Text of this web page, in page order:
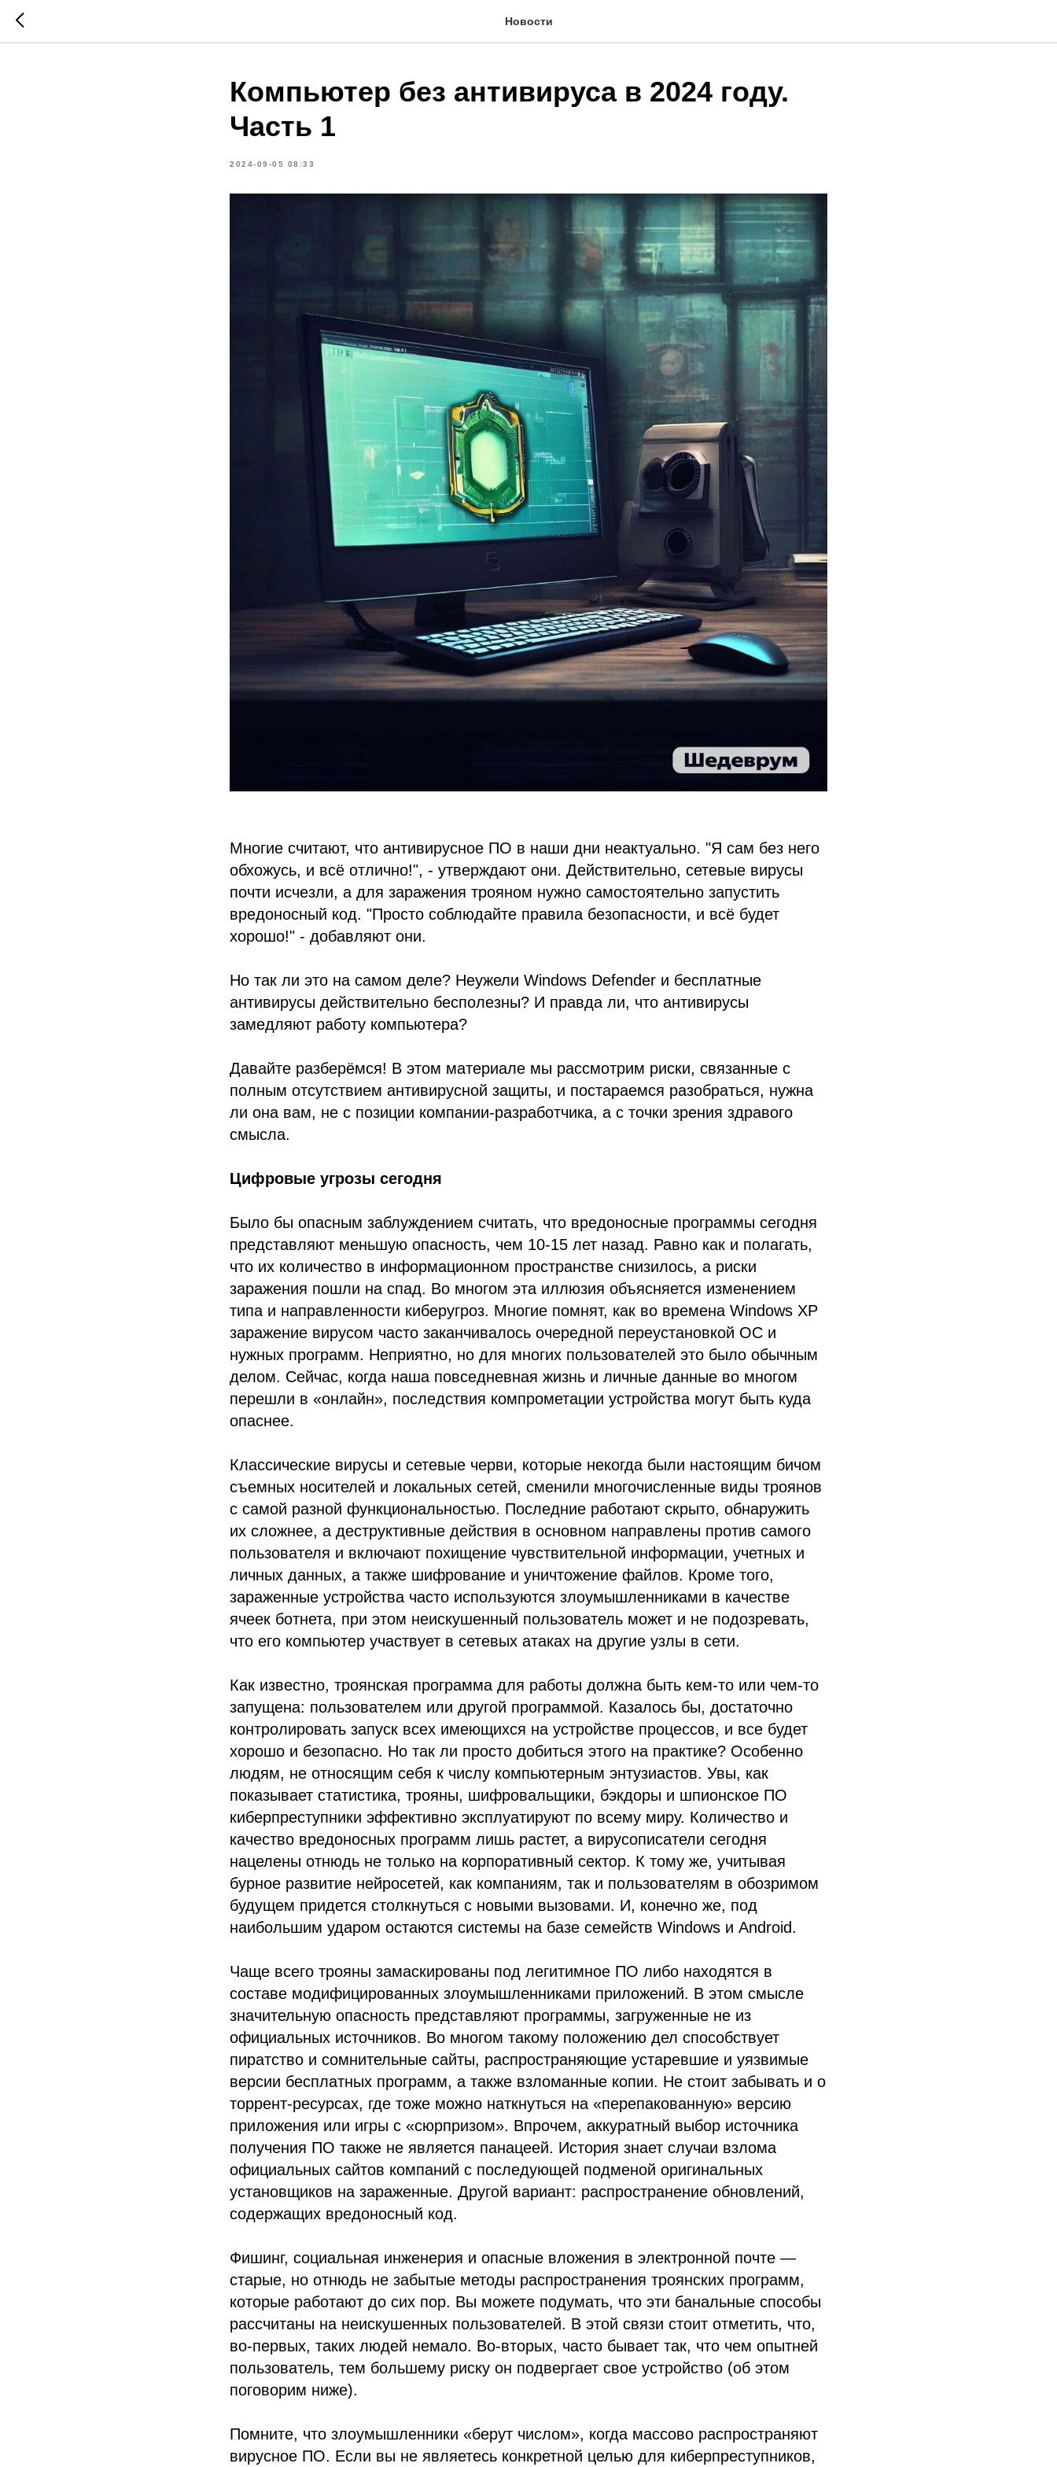
Новости
Компьютер без антивируса в 2024 году.
Часть 1
2024-09-05 08:33
Многие считают, что антивирусное ПО в наши дни неактуально. "Я сам без него
обхожусь, и всё отлично!", - утверждают они. Действительно, сетевые вирусы
почти исчезли, а для заражения трояном нужно самостоятельно запустить
вредоносный код. "Просто соблюдайте правила безопасности, и всё будет
хорошо!" - добавляют они.
Но так ли это на самом деле? Неужели Windows Defender и бесплатные
антивирусы действительно бесполезны? И правда ли, что антивирусы
замедляют работу компьютера?
Давайте разберёмся! В этом материале мы рассмотрим риски, связанные с
полным отсутствием антивирусной защиты, и постараемся разобраться, нужна
ли она вам, не с позиции компании-разработчика, а с точки зрения здравого
смысла.
Цифровые угрозы сегодня
Было бы опасным заблуждением считать, что вредоносные программы сегодня
представляют меньшую опасность, чем 10-15 лет назад. Равно как и полагать,
что их количество в информационном пространстве снизилось, а риски
заражения пошли на спад. Во многом эта иллюзия объясняется изменением
типа и направленности киберугроз. Многие помнят, как во времена Windows XP
заражение вирусом часто заканчивалось очередной переустановкой ОС и
нужных программ. Неприятно, но для многих пользователей это было обычным
делом. Сейчас, когда наша повседневная жизнь и личные данные во многом
перешли в «онлайн», последствия компрометации устройства могут быть куда
опаснее.
Классические вирусы и сетевые черви, которые некогда были настоящим бичом
съемных носителей и локальных сетей, сменили многочисленные виды троянов
с самой разной функциональностью. Последние работают скрыто, обнаружить
их сложнее, а деструктивные действия в основном направлены против самого
пользователя и включают похищение чувствительной информации, учетных и
личных данных, а также шифрование и уничтожение файлов. Кроме того,
зараженные устройства часто используются злоумышленниками в качестве
ячеек ботнета, при этом неискушенный пользователь может и не подозревать,
что его компьютер участвует в сетевых атаках на другие узлы в сети.
Как известно, троянская программа для работы должна быть кем-то или чем-то
запущена: пользователем или другой программой. Казалось бы, достаточно
контролировать запуск всех имеющихся на устройстве процессов, и все будет
хорошо и безопасно. Но так ли просто добиться этого на практике? Особенно
людям, не относящим себя к числу компьютерным энтузиастов. Увы, как
показывает статистика, трояны, шифровальщики, бэкдоры и шпионское ПО
киберпреступники эффективно эксплуатируют по всему миру. Количество и
качество вредоносных программ лишь растет, а вирусописатели сегодня
нацелены отнюдь не только на корпоративный сектор. К тому же, учитывая
бурное развитие нейросетей, как компаниям, так и пользователям в обозримом
будущем придется столкнуться с новыми вызовами. И, конечно же, под
наибольшим ударом остаются системы на базе семейств Windows и Android.
Чаще всего трояны замаскированы под легитимное ПО либо находятся в
составе модифицированных злоумышленниками приложений. В этом смысле
значительную опасность представляют программы, загруженные не из
официальных источников. Во многом такому положению дел способствует
пиратство и сомнительные сайты, распространяющие устаревшие и уязвимые
версии бесплатных программ, а также взломанные копии. Не стоит забывать и о
торрент-ресурсах, где тоже можно наткнуться на «перепакованную» версию
приложения или игры с «сюрпризом». Впрочем, аккуратный выбор источника
получения ПО также не является панацеей. История знает случаи взлома
официальных сайтов компаний с последующей подменой оригинальных
установщиков на зараженные. Другой вариант: распространение обновлений,
содержащих вредоносный код.
Фишинг, социальная инженерия и опасные вложения в электронной почте —
старые, но отнюдь не забытые методы распространения троянских программ,
которые работают до сих пор. Вы можете подумать, что эти банальные способы
рассчитаны на неискушенных пользователей. В этой связи стоит отметить, что,
во-первых, таких людей немало. Во-вторых, часто бывает так, что чем опытней
пользователь, тем большему риску он подвергает свое устройство (об этом
поговорим ниже).
Помните, что злоумышленники «берут числом», когда массово распространяют
вирусное ПО. Если вы не являетесь конкретной целью для киберпреступников,